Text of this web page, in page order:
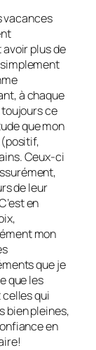
vacances
avoir plus de
à chaque
toujours ce
que mon
Ceux-ci
de leur
en
mon
que je
que les
qui
bien pleines,
en